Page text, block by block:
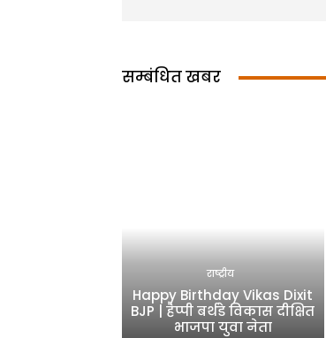
सम्बंधित खबर
राष्ट्रीय
Happy Birthday Vikas Dixit
BJP | हैप्पी बर्थडे विकास दीक्षित
भाजपा युवा नेता